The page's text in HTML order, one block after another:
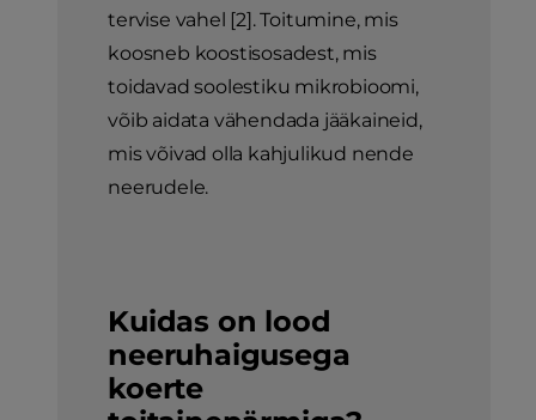
tervise vahel [2]. Toitumine, mis
koosneb koostisosadest, mis
toidavad soolestiku mikrobioomi,
võib aidata vähendada jääkaineid,
mis võivad olla kahjulikud nende
neerudele.
Kuidas on lood
neeruhaigusega
koerte